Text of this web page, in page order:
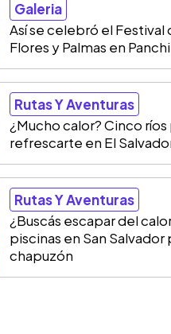
Galeria
Así se celebró el Festival
Flores y Palmas en
Rutas Y Aventuras
¿Mucho calor? Cinco ríos
refrescarte en El
Rutas Y Aventuras
¿Buscás escapar del
piscinas en San Salvador
chapuzón